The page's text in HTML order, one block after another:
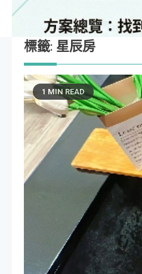
標籤: 星辰房
1 MIN READ